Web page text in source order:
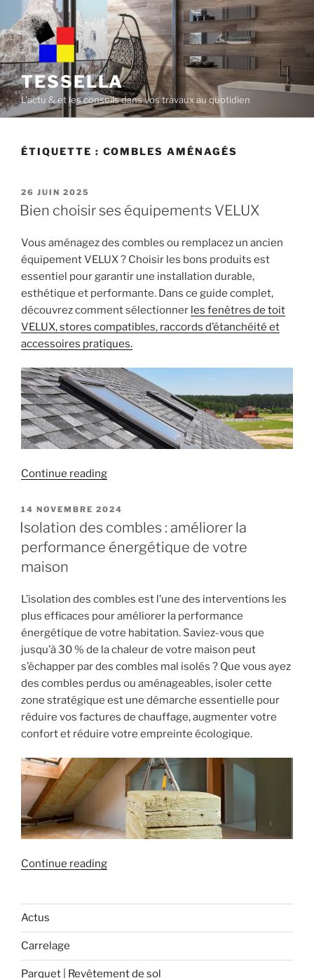
content
TESSELLA
L'actu & et les conseils dans vos travaux au quotidien
ÉTIQUETTE : COMBLES AMÉNAGÉS
POSTED
ON
26 JUIN 2025
Bien choisir ses équipements VELUX
Vous aménagez des combles ou remplacez un ancien
équipement VELUX ? Choisir les bons produits est
essentiel pour garantir une installation durable,
esthétique et performante. Dans ce guide complet,
découvrez comment sélectionner les fenêtres de toit
VELUX, stores compatibles, raccords d’étanchéité et
accessoires pratiques.
Continue reading« Bien
ses
équipements
VELUX »
POSTED
ON
14 NOVEMBRE 2024
Isolation des combles : améliorer la
performance énergétique de votre
maison
L’isolation des combles est l’une des interventions les
plus efficaces pour améliorer la performance
énergétique de votre habitation. Saviez-vous que
jusqu’à 30 % de la chaleur de votre maison peut
s’échapper par des combles mal isolés ? Que vous ayez
des combles perdus ou aménageables, isoler cette
zone stratégique est une démarche essentielle pour
réduire vos factures de chauffage, augmenter votre
confort et réduire votre empreinte écologique.
Continue reading« Isolation
améliorer
performance
Actus
Carrelage
Parquet | Revêtement de sol